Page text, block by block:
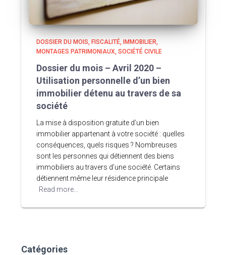
DOSSIER DU MOIS FISCALITÉ
IMMOBILIER
MONTAGES PATRIMONIAUX SOCIÉTÉ CIVILE
Dossier du mois – Avril 2020 –
Utilisation personnelle d’un bien
immobilier détenu au travers de sa
société
La mise à disposition gratuite d’un bien
immobilier appartenant à votre société : quelles
conséquences, quels risques ? Nombreuses
sont les personnes qui détiennent des biens
immobiliers au travers d’une société. Certains
détiennent même leur résidence principale
Read more…
Catégories